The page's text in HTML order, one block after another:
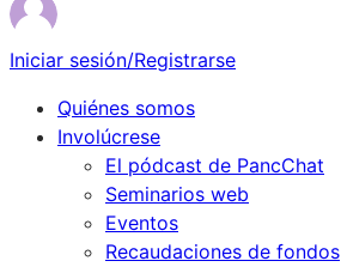
Iniciar sesión/Registrarse
Quiénes somos
Involúcrese
El pódcast de PancChat
Seminarios web
Eventos
Recaudaciones de fondos